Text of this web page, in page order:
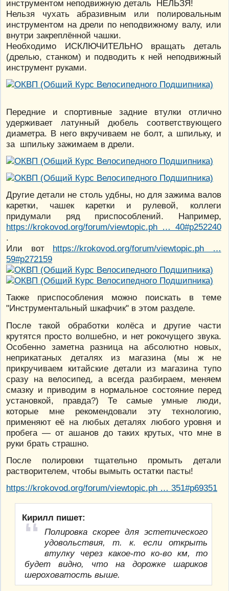
инструментом неподвижную деталь НЕЛЬЗЯ!
Нельзя чухать абразивным или полировальным
инструментом на дрели по неподвижному валу, или
внутри закреплённой чашки.
Необходимо ИСКЛЮЧИТЕЛЬНО вращать деталь
(дрелью, станком) и подводить к ней неподвижный
инструмент руками.
Передние и спортивные задние втулки отлично
удерживает латунный дюбель соответствующего
диаметра. В него вкручиваем не болт, а шпильку, и
за шпильку зажимаем в дрели.
Другие детали не столь удбны, но для зажима валов
каретки, чашек каретки и рулевой, коллеги
придумали ряд приспособлений. Например,
https://krokovod.org/forum/viewtopic.ph … 40#p252240
.
Или вот https://krokovod.org/forum/viewtopic.ph …
59#p272159
Также приспособления можно поискать в теме
"Инструментальный шкафчик" в этом разделе.
После такой обработки колёса и другие части
крутятся просто волшебно, и нет рокочущего звука.
Особенно заметна разница на абсолютно новых,
неприкатаных деталях из магазина (мы ж не
прикручиваем китайские детали из магазина тупо
сразу на велосипед, а всегда разбираем, меняем
смазку и приводим в нормальное состояние перед
установкой, правда?) Те самые умные люди,
которые мне рекомендовали эту технологию,
применяют её на любых деталях любого уровня и
пробега — от ашанов до таких крутых, что мне в
руки брать страшно.
После полировки тщательно промыть детали
растворителем, чтобы вымыть остатки пасты!
https://krokovod.org/forum/viewtopic.ph … 351#p69351
Кирилл пишет:
Полировка скорее для эстетического
удовольствия, т. к. если открыть
втулку через какое-то ко-во км, то
будет видно, что на дорожке шариков
шероховатость выше.